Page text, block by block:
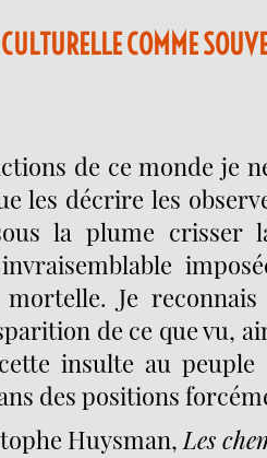
COMME
de ce monde je
les décrire les
la plume crisser
mortelle. Je
de ce que vu,
insulte au
des positions
Huysman,Les